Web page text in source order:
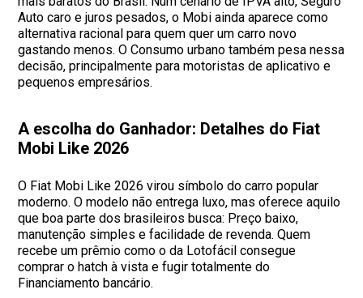
Auto caro e juros pesados, o Mobi ainda aparece como
alternativa racional para quem quer um carro novo
gastando menos. O Consumo urbano também pesa nessa
decisão, principalmente para motoristas de aplicativo e
pequenos empresários.
A escolha do Ganhador: Detalhes do Fiat
Mobi Like 2026
O Fiat Mobi Like 2026 virou símbolo do carro popular
moderno. O modelo não entrega luxo, mas oferece aquilo
que boa parte dos brasileiros busca: Preço baixo,
manutenção simples e facilidade de revenda. Quem
recebe um prêmio como o da Lotofácil consegue
comprar o hatch à vista e fugir totalmente do
Financiamento bancário.